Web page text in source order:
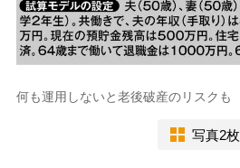
何も運用しないと老後破産のリスクも
写真2枚